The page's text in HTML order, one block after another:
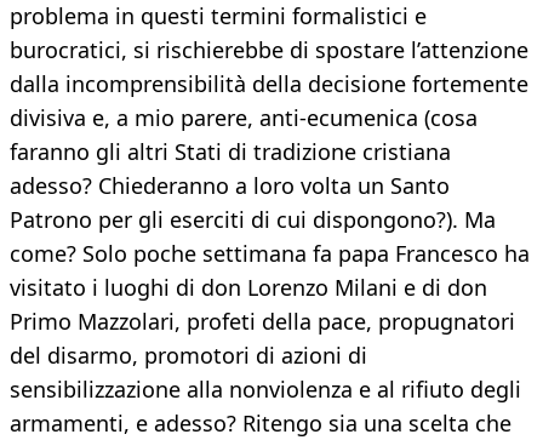
problema in questi termini formalistici e
burocratici, si rischierebbe di spostare l’attenzione
dalla incomprensibilità della decisione fortemente
divisiva e, a mio parere, anti-ecumenica (cosa
faranno gli altri Stati di tradizione cristiana
adesso? Chiederanno a loro volta un Santo
Patrono per gli eserciti di cui dispongono?). Ma
come? Solo poche settimana fa papa Francesco ha
visitato i luoghi di don Lorenzo Milani e di don
Primo Mazzolari, profeti della pace, propugnatori
del disarmo, promotori di azioni di
sensibilizzazione alla nonviolenza e al rifiuto degli
armamenti, e adesso? Ritengo sia una scelta che